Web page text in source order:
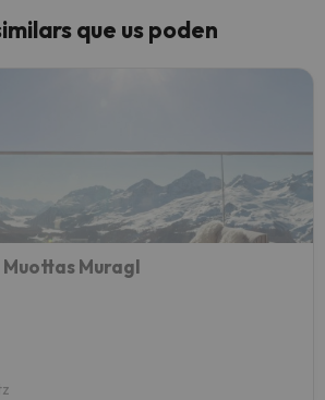
que us poden
Muragl